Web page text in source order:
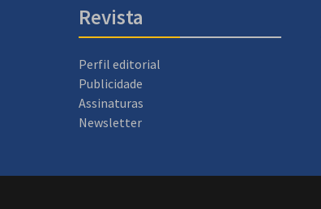
Revista
Perfil editorial
Publicidade
Assinaturas
Newsletter